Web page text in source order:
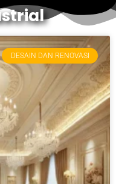
DESAIN DAN RENOVASI